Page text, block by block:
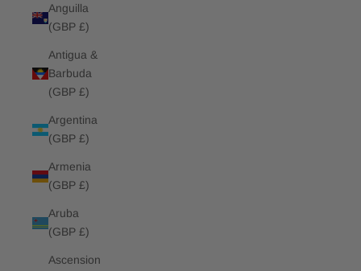
Anguilla
(GBP £)
Antigua &
Barbuda
(GBP £)
Argentina
(GBP £)
Armenia
(GBP £)
Aruba
(GBP £)
Ascension